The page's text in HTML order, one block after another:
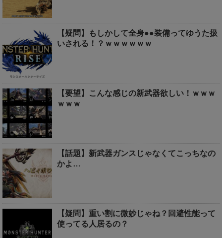
【疑問】もしかして全身●●装備ってゆうた扱
いされる！？ｗｗｗｗｗｗ
【要望】こんな感じの新武器欲しい！ｗｗｗ
ｗｗｗ
【話題】新武器ガンスじゃなくてこっちなの
かよ…
【疑問】重い割に微妙じゃね？回避性能って
使ってる人居るの？